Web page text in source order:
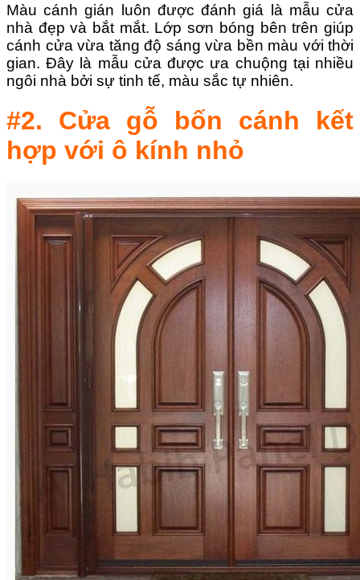
Màu cánh gián luôn được đánh giá là mẫu cửa
nhà đẹp và bắt mắt. Lớp sơn bóng bên trên giúp
cánh cửa vừa tăng độ sáng vừa bền màu với thời
gian. Đây là mẫu cửa được ưa chuộng tại nhiều
ngôi nhà bởi sự tinh tế, màu sắc tự nhiên.
#2. Cửa gỗ bốn cánh kết
hợp với ô kính nhỏ